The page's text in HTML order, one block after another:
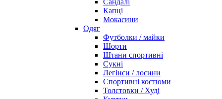
Капці
Мокасини
Одяг
Футболки / майки
Шорти
Штани спортивні
Сукні
Легінси / лосини
Спортивні костюми
Толстовки / Худі